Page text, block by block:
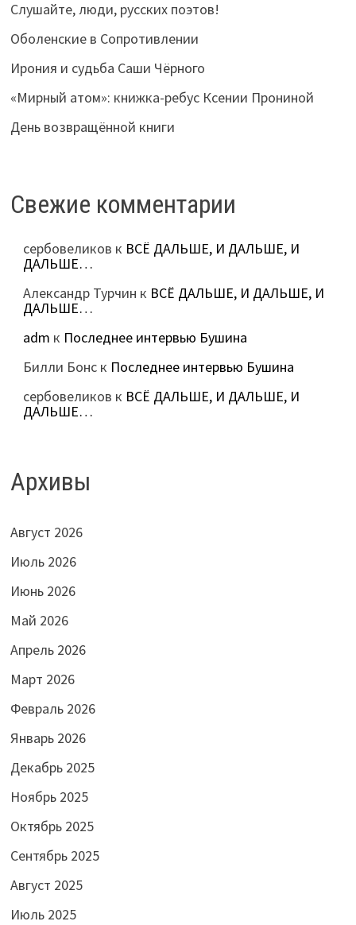
Слушайте, люди, русских поэтов!
Оболенские в Сопротивлении
Ирония и судьба Саши Чёрного
«Мирный атом»: книжка-ребус Ксении Прониной
День возвращённой книги
Свежие комментарии
сербовеликов к ВСЁ ДАЛЬШЕ, И ДАЛЬШЕ, И
ДАЛЬШЕ…
Александр Турчин к ВСЁ ДАЛЬШЕ, И ДАЛЬШЕ, И
ДАЛЬШЕ…
adm к Последнее интервью Бушина
Билли Бонск Последнее интервью Бушина
сербовеликов к ВСЁ ДАЛЬШЕ, И ДАЛЬШЕ, И
ДАЛЬШЕ…
Архивы
Август 2026
Июль 2026
Июнь 2026
Май 2026
Апрель 2026
Март 2026
Февраль 2026
Январь 2026
Декабрь 2025
Ноябрь 2025
Октябрь 2025
Сентябрь 2025
Август 2025
Июль 2025